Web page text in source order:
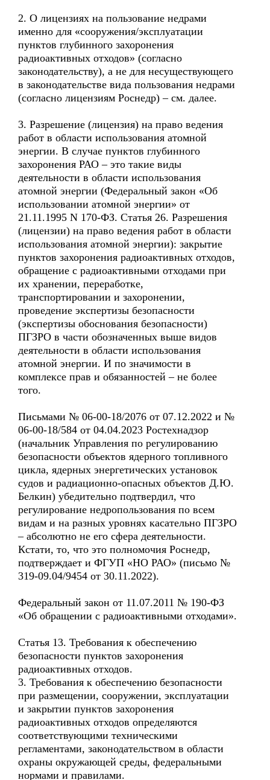
2. О лицензиях на пользование недрами
именно для «сооружения/эксплуатации
пунктов глубинного захоронения
радиоактивных отходов» (согласно
законодательству), а не для несуществующего
в законодательстве вида пользования недрами
(согласно лицензиям Роснедр) – см. далее.
3. Разрешение (лицензия) на право ведения
работ в области использования атомной
энергии. В случае пунктов глубинного
захоронения РАО – это такие виды
деятельности в области использования
атомной энергии (Федеральный закон «Об
использовании атомной энергии» от
21.11.1995 N 170-ФЗ. Статья 26. Разрешения
(лицензии) на право ведения работ в области
использования атомной энергии): закрытие
пунктов захоронения радиоактивных отходов,
обращение с радиоактивными отходами при
их хранении, переработке,
транспортировании и захоронении,
проведение экспертизы безопасности
(экспертизы обоснования безопасности)
ПГЗРО в части обозначенных выше видов
деятельности в области использования
атомной энергии. И по значимости в
комплексе прав и обязанностей – не более
того.
Письмами № 06-00-18/2076 от 07.12.2022 и №
06-00-18/584 от 04.04.2023 Ростехнадзор
(начальник Управления по регулированию
безопасности объектов ядерного топливного
цикла, ядерных энергетических установок
судов и радиационно-опасных объектов Д.Ю.
Белкин) убедительно подтвердил, что
регулирование недропользования по всем
видам и на разных уровнях касательно ПГЗРО
– абсолютно не его сфера деятельности.
Кстати, то, что это полномочия Роснедр,
подтверждает и ФГУП «НО РАО» (письмо №
319-09.04/9454 от 30.11.2022).
Федеральный закон от 11.07.2011 № 190-ФЗ
«Об обращении с радиоактивными отходами».
Статья 13. Требования к обеспечению
безопасности пунктов захоронения
радиоактивных отходов.
3. Требования к обеспечению безопасности
при размещении, сооружении, эксплуатации
и закрытии пунктов захоронения
радиоактивных отходов определяются
соответствующими техническими
регламентами, законодательством в области
охраны окружающей среды, федеральными
нормами и правилами.